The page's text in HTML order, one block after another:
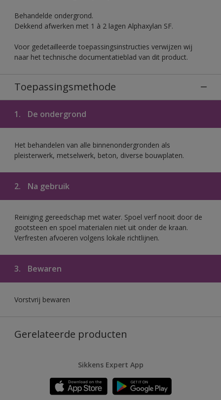
Behandelde ondergrond.
Dekkend afwerken met 1 à 2 lagen Alphaxylan SF.
Voor gedetailleerde toepassingsinstructies verwijzen wij
naar het technische documentatieblad van dit product.
Toepassingsmethode
1. De ondergrond
Het behandelen van alle binnenondergronden als
pleisterwerk, metselwerk, beton, diverse bouwplaten.
2. Na gebruik
Reiniging gereedschap met water. Spoel verf nooit door de
gootsteen en spoel materialen niet uit onder de kraan.
Verfresten afvoeren volgens lokale richtlijnen.
3. Bewaren
Vorstvrij bewaren
Gerelateerde producten
Sikkens Expert App